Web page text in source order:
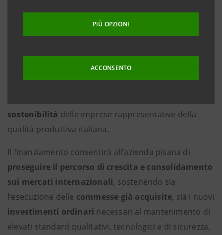
PIÙ OPZIONI
ACCONSENTO
alta gamma per yacht e residenze di lusso.
L’operazione rientra nella strategia del Gruppo Intesa
sostenibilità delle imprese rappresentative della
qualità produttiva italiana.
Il finanziamento consentirà all’azienda pisana di
proseguire il percorso di crescita e consolidamento
sui mercati internazionali, sostenendo sia
l’esecuzione delle commesse già acquisite, sia i nuovi
investimenti ordinari necessari al mantenimento di
elevati standard qualitativi, tecnologici e di sicurezza,